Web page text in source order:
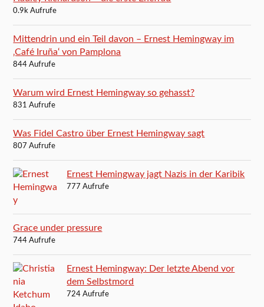
0.9k Aufrufe
Mittendrin und ein Teil davon – Ernest Hemingway im
‚Café Iruña‘ von Pamplona
844 Aufrufe
Warum wird Ernest Hemingway so gehasst?
831 Aufrufe
Was Fidel Castro über Ernest Hemingway sagt
807 Aufrufe
Ernest Hemingway jagt Nazis in der Karibik
777 Aufrufe
Grace under pressure
744 Aufrufe
Ernest Hemingway: Der letzte Abend vor
dem Selbstmord
724 Aufrufe